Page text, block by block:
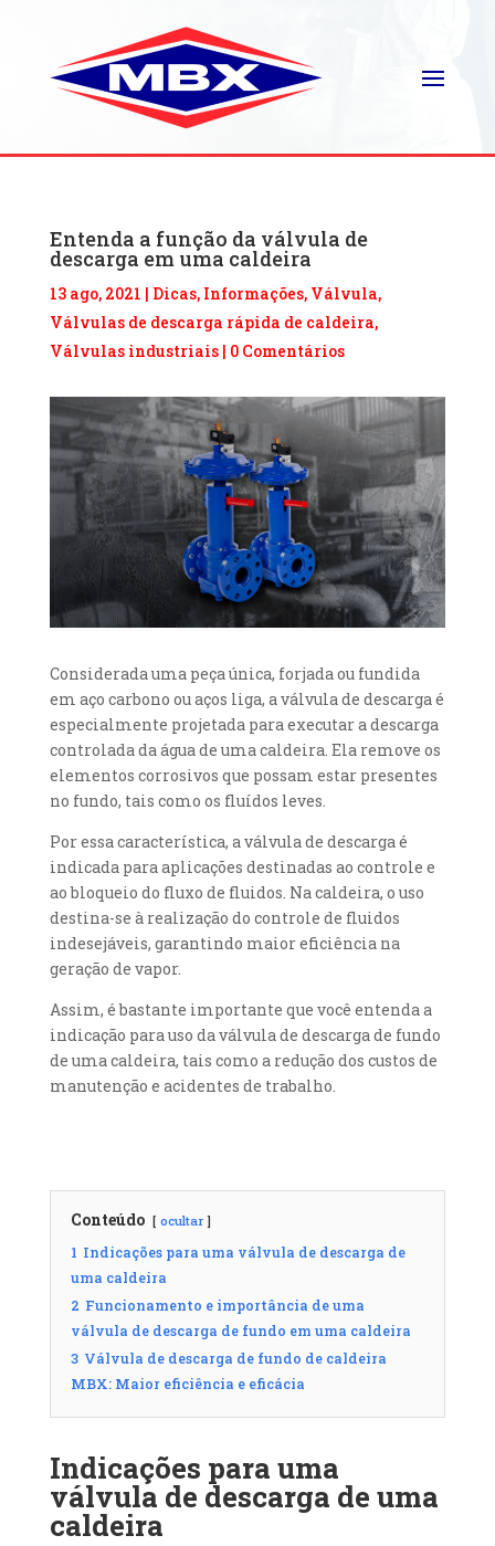
Entenda a função da válvula de
descarga em uma caldeira
13 ago, 2021 | Dicas, Informações, Válvula,
Válvulas de descarga rápida de caldeira,
Válvulas industriais| 0 Comentários
Considerada uma peça única, forjada ou fundida
em aço carbono ou aços liga, a válvula de descarga é
especialmente projetada para executar a descarga
controlada da água de uma caldeira. Ela remove os
elementos corrosivos que possam estar presentes
no fundo, tais como os fluídos leves.
Por essa característica, a válvula de descarga é
indicada para aplicações destinadas ao controle e
ao bloqueio do fluxo de fluidos. Na caldeira, o uso
destina-se à realização do controle de fluidos
indesejáveis, garantindo maior eficiência na
geração de vapor.
Assim, é bastante importante que você entenda a
indicação para uso da válvula de descarga de fundo
de uma caldeira, tais como a redução dos custos de
manutenção e acidentes de trabalho.
Conteúdo ocultar
1 Indicações para uma válvula de descarga de
uma caldeira
2 Funcionamento e importância de uma
válvula de descarga de fundo em uma caldeira
3 Válvula de descarga de fundo de caldeira
MBX: Maior eficiência e eficácia
Indicações para uma
válvula de descarga de uma
caldeira